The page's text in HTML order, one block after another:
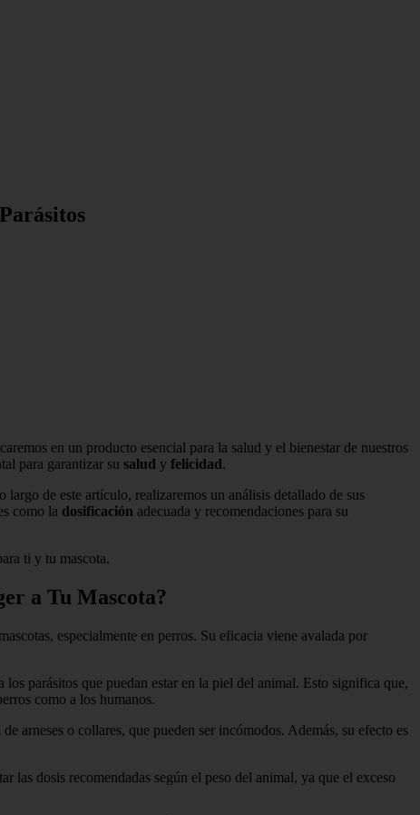
en un producto esencial para la salud y el bienestar de nuestros
para garantizar su salud y felicidad.
de este artículo, realizaremos un análisis detallado de sus
como la dosificación adecuada y recomendaciones para su
ti y tu mascota.
a Tu Mascota?
especialmente en perros. Su eficacia viene avalada por
parásitos que puedan estar en la piel del animal. Esto significa que,
como a los humanos.
arneses o collares, que pueden ser incómodos. Además, su efecto es
las dosis recomendadas según el peso del animal, ya que el exceso